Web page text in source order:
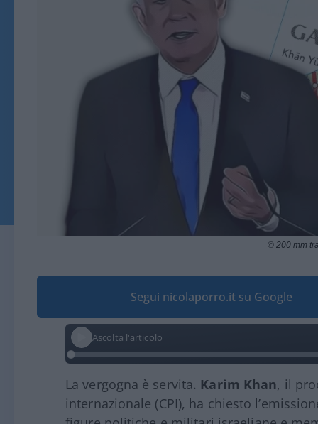
© 200 mm
Segui nicolaporro.it su Google
Ascolta l'articolo
La vergogna è servita. Karim Khan, il
internazionale (CPI), ha chiesto